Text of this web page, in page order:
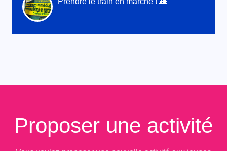
Proposer une activité